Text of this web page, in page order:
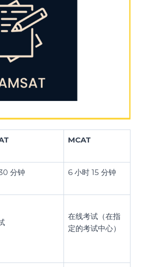
MCAT
分钟 6 小时 15 分钟
在线考试（在指
定的考试中心）